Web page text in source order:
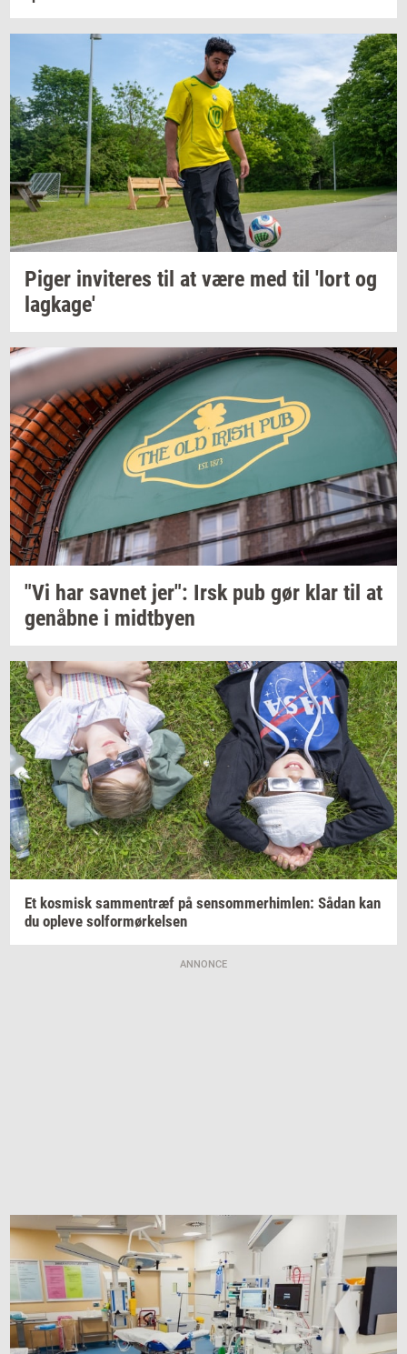
Piger in­vi­te­res til at være med til 'lort og
lag­ka­ge'
"Vi har sav­net jer": Irsk pub gør klar til at
genåb­ne i midt­by­en
Et kos­misk sam­men­træf på sen­som­mer­him­len: Sådan kan
du op­le­ve sol­for­mør­kel­sen
ANNONCE